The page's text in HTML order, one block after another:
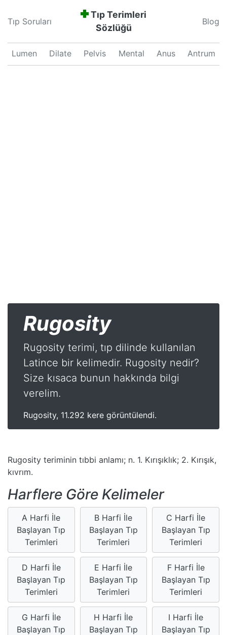
Tıp Soruları
Tıp Terimleri
Sözlüğü
Blog
Lumen Dilate Pelvis Mental Anus
Antrum
Rugosity
Rugosity terimi, tıp dilinde kullanılan
Latince bir kelimedir. Rugosity nedir?
Size kısaca bunun hakkında bilgi
verelim.
Rugosity, 11.292 kere görüntülendi.
Rugosity teriminin tıbbi anlamı; n. 1. Kırışıklık; 2. Kırışık,
kıvrım.
Harflere Göre Kelimeler
A Harfi İle
Başlayan Tıp
Terimleri
B Harfi İle
Başlayan Tıp
Terimleri
C Harfi İle
Başlayan Tıp
Terimleri
D Harfi İle
Başlayan Tıp
Terimleri
E Harfi İle
Başlayan Tıp
Terimleri
F Harfi İle
Başlayan Tıp
Terimleri
G Harfi İle
Başlayan Tıp
H Harfi İle
Başlayan Tıp
I Harfi İle
Başlayan Tıp